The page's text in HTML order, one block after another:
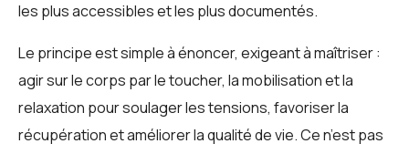
les plus accessibles et les plus documentés.
Le principe est simple à énoncer, exigeant à maîtriser :
agir sur le corps par le toucher, la mobilisation et la
relaxation pour soulager les tensions, favoriser la
récupération et améliorer la qualité de vie. Ce n’est pas